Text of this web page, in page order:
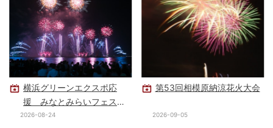
横浜グリーンエクスポ応
援 みなとみらいフェステ
ィバル
2026-08-24
第53回相模原納涼花火大会
2026-09-05